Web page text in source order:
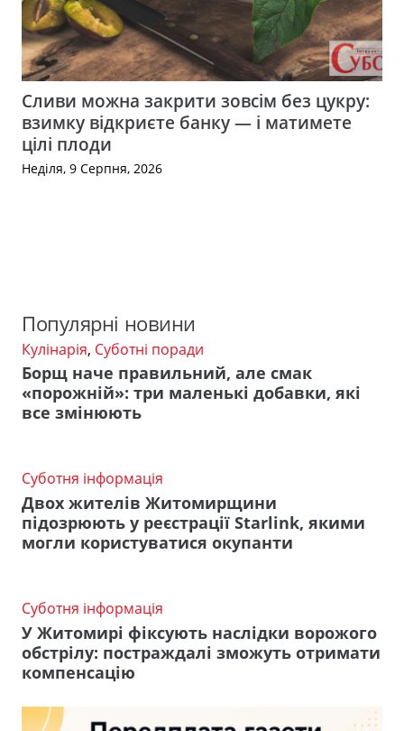
Сливи можна закрити зовсім без цукру:
взимку відкриєте банку — і матимете
цілі плоди
Неділя, 9 Серпня, 2026
Популярні новини
Кулінарія, Суботні поради
Борщ наче правильний, але смак
«порожній»: три маленькі добавки, які
все змінюють
Суботня інформація
Двох жителів Житомирщини
підозрюють у реєстрації Starlink, якими
могли користуватися окупанти
Суботня інформація
У Житомирі фіксують наслідки ворожого
обстрілу: постраждалі зможуть отримати
компенсацію